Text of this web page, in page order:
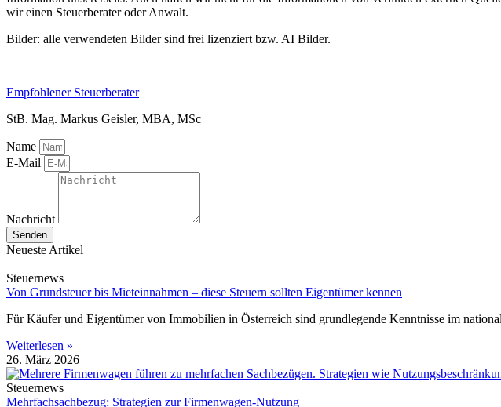
wir einen Steuerberater oder Anwalt.
Bilder: alle verwendeten Bilder sind frei lizenziert bzw. AI Bilder.
Empfohlener Steuerberater
StB. Mag. Markus Geisler, MBA, MSc
Name
E-Mail
Nachricht
Senden
Neueste Artikel
Steuernews
Von Grundsteuer bis Mieteinnahmen – diese Steuern sollten Eigentümer kennen
Für Käufer und Eigentümer von Immobilien in Österreich sind grundlegende Kenntnisse im
Weiterlesen »
26. März 2026
Steuernews
Mehrfachsachbezug: Strategien zur Firmenwagen-Nutzung